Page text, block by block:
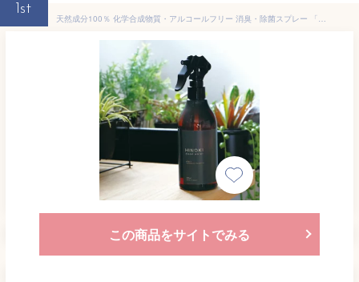
1st
天然成分100％ 化学合成物質・アルコールフリー 消臭・除菌スプレー 「HINOKI clean water ヒノキ クリーンウォーター 300ml」
この商品をサイトでみる